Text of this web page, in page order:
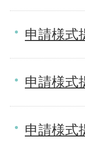
申請様式
申請様式
申請様式